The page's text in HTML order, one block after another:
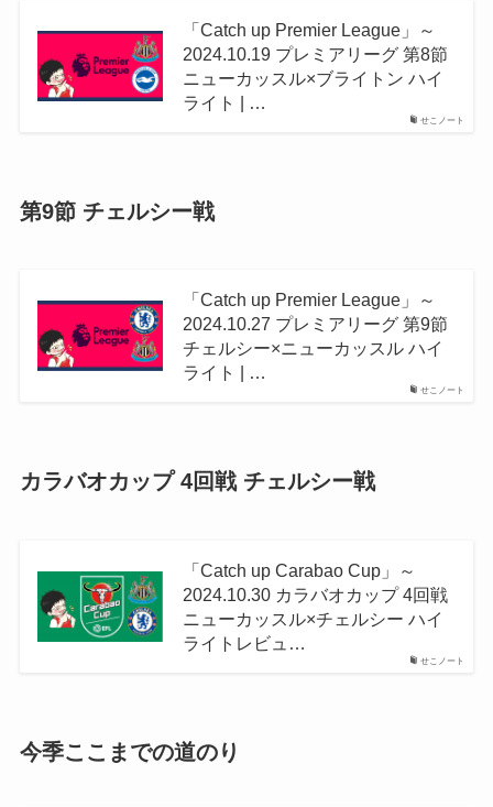
せこノート
「Catch up Premier League」～
2024.10.19 プレミアリーグ 第8節
ニューカッスル×ブライトン ハイ
ライト | …
第9節 チェルシー戦
せこノート
「Catch up Premier League」～
2024.10.27 プレミアリーグ 第9節
チェルシー×ニューカッスル ハイ
ライト | …
カラバオカップ 4回戦 チェルシー戦
せこノート
「Catch up Carabao Cup」～
2024.10.30 カラバオカップ 4回戦
ニューカッスル×チェルシー ハイ
ライトレビュ…
今季ここまでの道のり